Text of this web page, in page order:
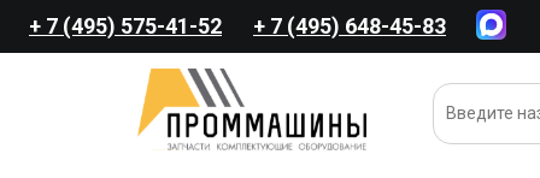
+ 7 (495) 575-41-52 + 7 (495) 648-45-83